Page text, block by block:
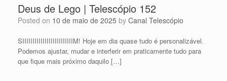
Deus de Lego | Telescópio 152
Posted on 10 de maio de 2025 by Canal Telescópio
SIIIIIIIIIIIIIIIIIIIIIIIIIM! Hoje em dia quase tudo é personalizável.
Podemos ajustar, mudar e interferir em praticamente tudo para
que fique mais próximo daquilo […]